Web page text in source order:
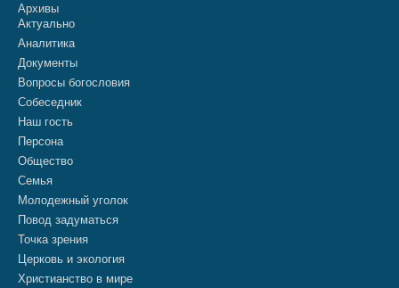
Архивы
Актуально
Аналитика
Документы
Вопросы богословия
Собеседник
Наш гость
Персона
Общество
Семья
Молодежный уголок
Повод задуматься
Точка зрения
Церковь и экология
Христианство в мире